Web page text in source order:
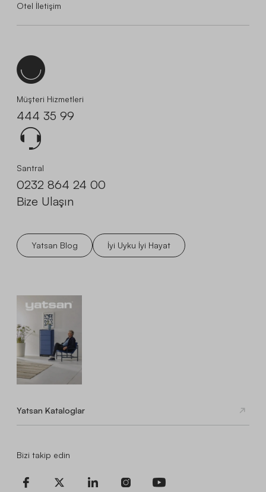
Otel İletişim
Müşteri Hizmetleri
444 35 99
Santral
0232 864 24 00
Bize Ulaşın
Yatsan Blog İyi Uyku İyi Hayat
Yatsan Kataloglar
Bizi takip edin